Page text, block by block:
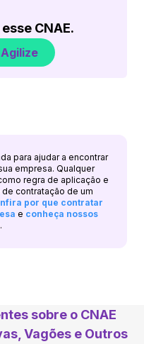
CNAE.
para ajudar a encontrar
empresa. Qualquer
regra de aplicação e
contratação de um
por que contratar
e conheça nossos
.
sobre o CNAE
Vagões e Outros